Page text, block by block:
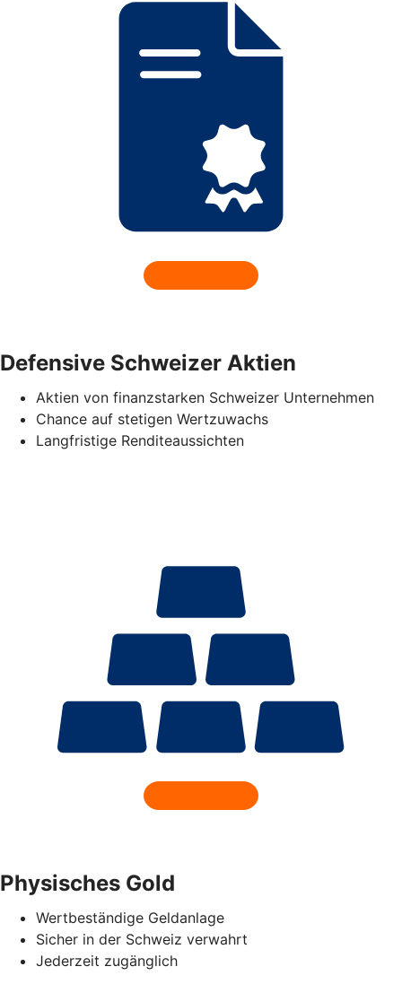
Defensive Schweizer Aktien
Aktien von finanzstarken Schweizer Unternehmen
Chance auf stetigen Wertzuwachs
Langfristige Renditeaussichten
Physisches Gold
Wertbeständige Geldanlage
Sicher in der Schweiz verwahrt
Jederzeit zugänglich